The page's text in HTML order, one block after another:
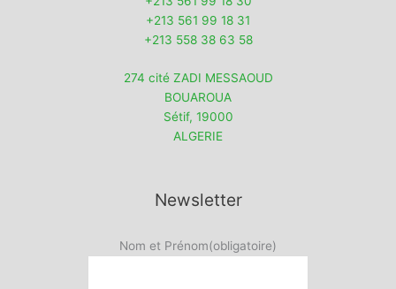
+213 561 99 18 31
+213 558 38 63 58
274 cité ZADI MESSAOUD
BOUAROUA
Sétif, 19000
ALGERIE
Newsletter
Nom et Prénom(obligatoire)